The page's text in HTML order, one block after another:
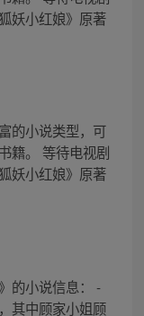
妖小红娘》原著
的小说类型，可
籍。 等待电视剧
妖小红娘》原著
的小说信息： -
其中顾家小姐顾